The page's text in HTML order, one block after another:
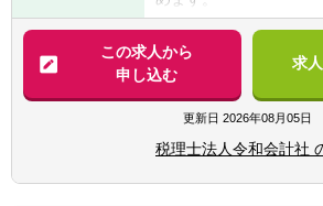
◎私募ファンド組成（
ス、アクイジション業務
【入社後の流れ】
これまでの経験やスキ
ト。
ご自身の経験を活かし
■官報合格者
・税務相談、コンサル
税や組織再編等）
・税務デューデリジェ
・各種税務申告書作成
・年末調整、確定申告
・法人設立に関する手
この求人から
申し込む
求
更新日 2026年08月05日
税理士法人令和会計社